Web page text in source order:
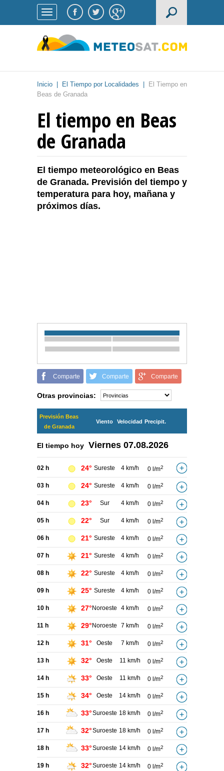
Inicio El Tiempo por Localidades
El Tiempo en
Beas de Granada
El tiempo en Beas
de Granada
El tiempo meteorológico en Beas
de Granada. Previsión del tiempo y
temperatura para hoy, mañana y
próximos días.
Comparte Comparte Comparte
Otras provincias:
Previsión Beas
de Granada
Viento Velocidad Precipit.
El tiempo hoy Viernes 07.08.2026
02 h 24° Sureste 4 km/h 0 l/m2
03 h 24° Sureste 4 km/h 0 l/m2
04 h 23° Sur 4 km/h 0 l/m2
05 h 22° Sur 4 km/h 0 l/m2
06 h 21° Sureste 4 km/h 0 l/m2
07 h 21° Sureste 4 km/h 0 l/m2
08 h 22° Sureste 4 km/h 0 l/m2
09 h 25° Sureste 4 km/h 0 l/m2
10 h 27° Noroeste 4 km/h 0 l/m2
11 h 29° Noroeste 7 km/h 0 l/m2
12 h 31° Oeste 7 km/h 0 l/m2
13 h 32° Oeste 11 km/h 0 l/m2
14 h 33° Oeste 11 km/h 0 l/m2
15 h 34° Oeste 14 km/h 0 l/m2
16 h 33°Suroeste 18 km/h 0 l/m2
17 h 32°Suroeste 18 km/h 0 l/m2
18 h 33°Suroeste 14 km/h 0 l/m2
19 h 32°Suroeste 14 km/h 0 l/m2